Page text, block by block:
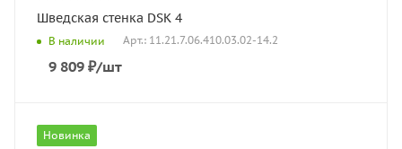
Шведская стенка DSK 4
В наличии Арт.: 11.21.7.06.410.03.02-14.2
9 809 ₽/шт
Новинка